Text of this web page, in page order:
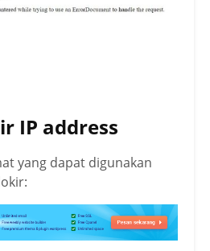
IP address
yang dapat digunakan